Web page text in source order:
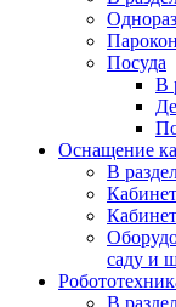
Посуда
В
Оснащение
В
саду и
В